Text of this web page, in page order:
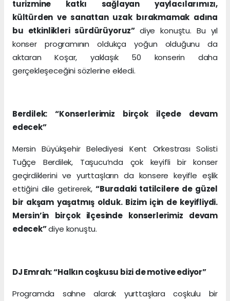
turizmine katkı sağlayan yaylacılarımızı,
kültürden ve sanattan uzak bırakmamak adına
bu etkinlikleri sürdürüyoruz”diye konuştu. Bu yıl
konser programının oldukça yoğun olduğunu da
aktaran Koşar, yaklaşık 50 konserin daha
gerçekleşeceğini sözlerine ekledi.
Berdilek: “Konserlerimiz birçok ilçede devam
edecek”
Mersin Büyükşehir Belediyesi Kent Orkestrası Solisti
Tuğçe Berdilek, Taşucu’nda çok keyifli bir konser
geçirdiklerini ve yurttaşların da konsere keyifle eşlik
ettiğini dile getirerek, “Buradaki tatilcilere de güzel
bir akşam yaşatmış olduk. Bizim için de keyifliydi.
Mersin’in birçok ilçesinde konserlerimiz devam
edecek”diye konuştu.
DJ Emrah: “Halkın coşkusu bizi de motive ediyor”
Programda sahne alarak yurttaşlara coşkulu bir